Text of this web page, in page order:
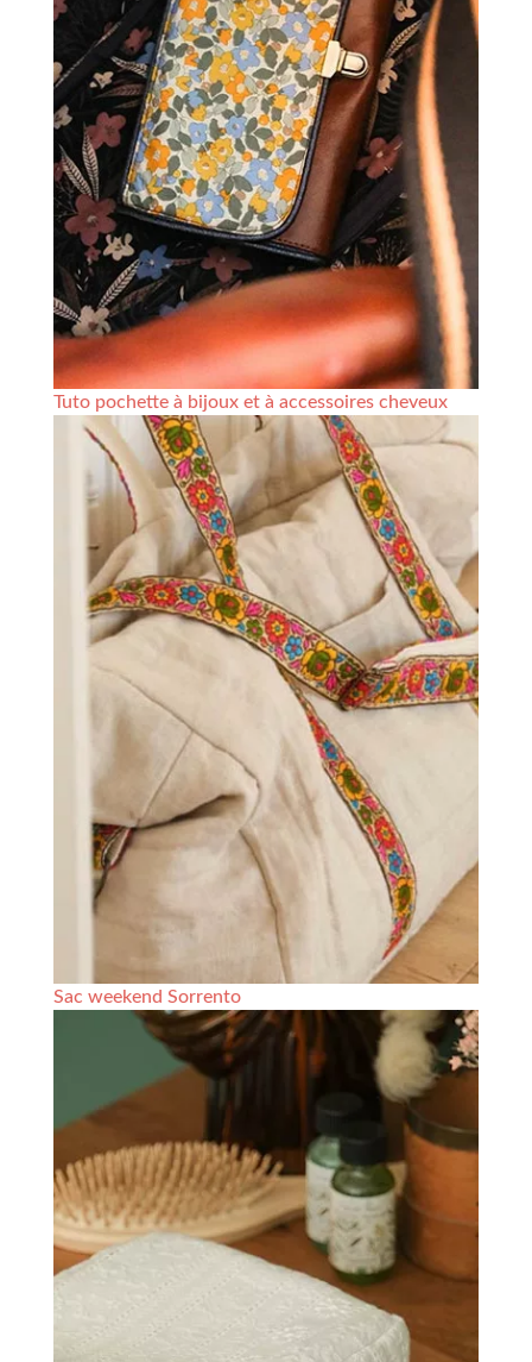
Tuto pochette à bijoux et à accessoires cheveux
Sac weekend Sorrento